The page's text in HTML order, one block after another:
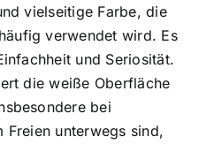
vielseitige Farbe, die
verwendet wird. Es
und Seriosität.
die weiße Oberfläche
bei
Freien unterwegs sind,